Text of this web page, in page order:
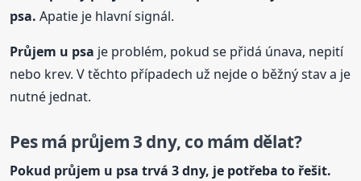
psa. Apatie je hlavní signál.
Průjem u psa je problém, pokud se přidá únava, nepití
nebo krev. V těchto případech už nejde o běžný stav a je
nutné jednat.
Pes má průjem 3 dny, co mám dělat?
Pokud průjem u psa trvá 3 dny, je potřeba to řešit.